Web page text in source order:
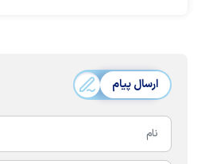
ارسال پیام